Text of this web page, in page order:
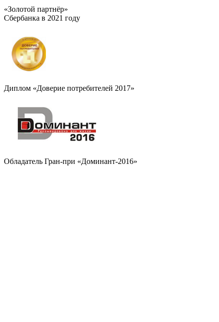
«Золотой партнёр»
Сбербанка в 2021 году
Диплом «Доверие потребителей 2017»
Обладатель Гран-при «Доминант-2016»